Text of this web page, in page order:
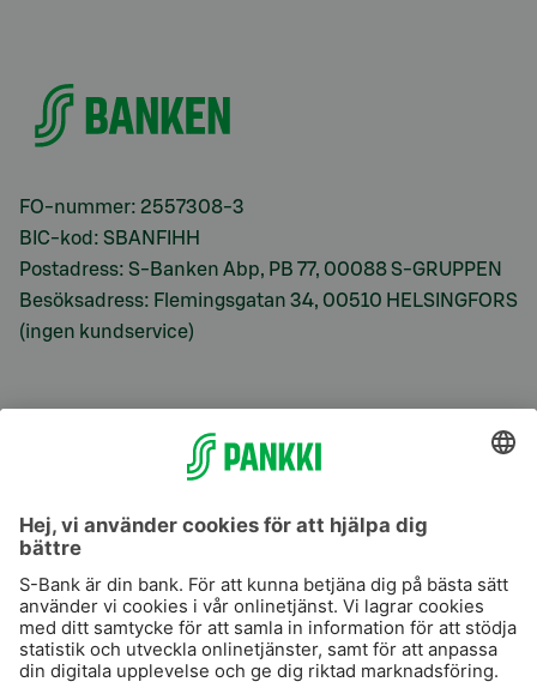
FO-nummer: 2557308-3
BIC-kod: SBANFIHH
Postadress: S-Banken Abp, PB 77, 00088 S-GRUPPEN
Besöksadress: Flemingsgatan 34, 00510 HELSINGFORS
(ingen kundservice)
S-Prime